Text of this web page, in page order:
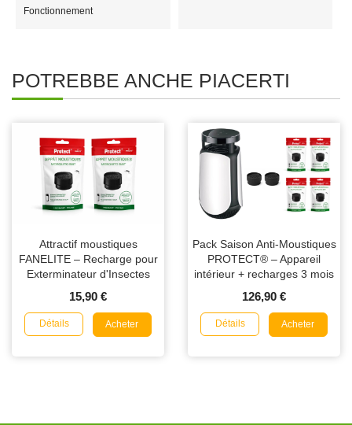
Fonctionnement
POTREBBE ANCHE PIACERTI
Attractif moustiques
FANELITE – Recharge pour
Exterminateur d'Insectes
15,90 €
Détails Acheter
Pack Saison Anti-Moustiques
PROTECT® – Appareil
intérieur + recharges 3 mois
126,90 €
Détails Acheter